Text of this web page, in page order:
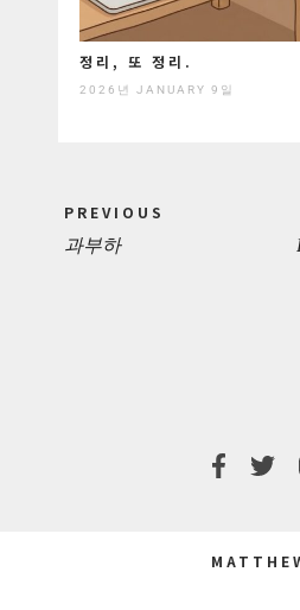
정리, 또 정리.
2026년 JANUARY 9일
navigation
PREVIOUS
PREVIOUS
과부하